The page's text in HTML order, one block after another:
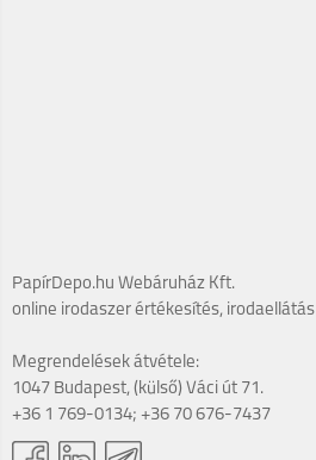
PapírDepo.hu Webáruház Kft.
online irodaszer értékesítés, irodaellátás
Megrendelések átvétele:
1047 Budapest, (külső) Váci út 71.
+36 1 769-0134; +36 70 676-7437